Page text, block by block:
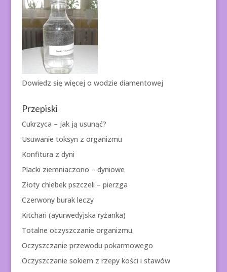
Dowiedz się więcej o wodzie diamentowej
Przepiski
Cukrzyca – jak ją usunąć?
Usuwanie toksyn z organizmu
Konfitura z dyni
Placki ziemniaczono – dyniowe
Złoty chlebek pszczeli – pierzga
Czerwony burak leczy
Kitchari (ayurwedyjska ryżanka)
Totalne oczyszczanie organizmu.
Oczyszczanie przewodu pokarmowego
Oczyszczanie sokiem z rzepy kości i stawów